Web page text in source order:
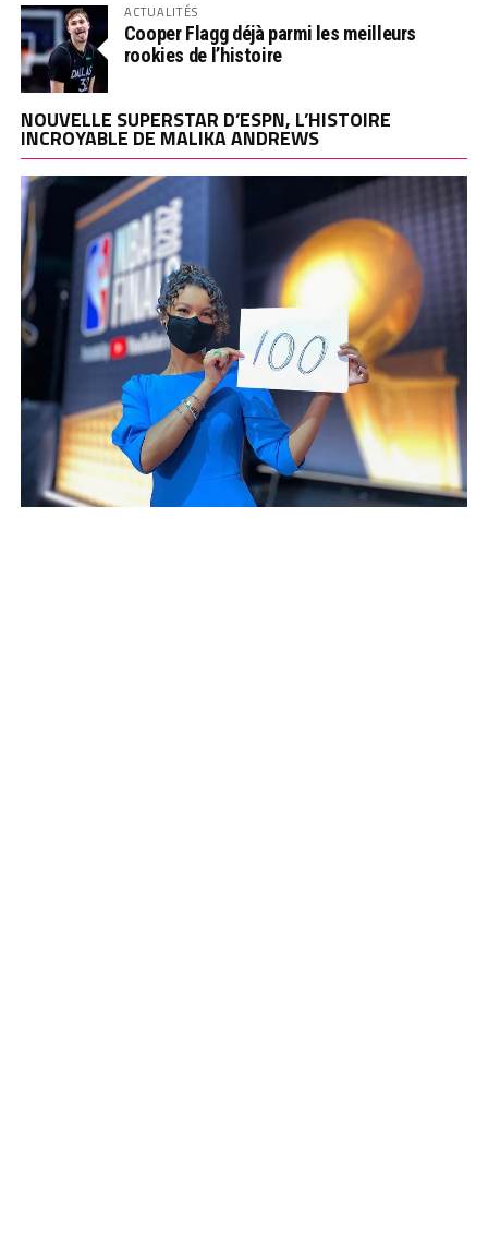
ACTUALITÉS
Cooper Flagg déjà parmi les meilleurs
rookies de l’histoire
NOUVELLE SUPERSTAR D’ESPN, L’HISTOIRE
INCROYABLE DE MALIKA ANDREWS